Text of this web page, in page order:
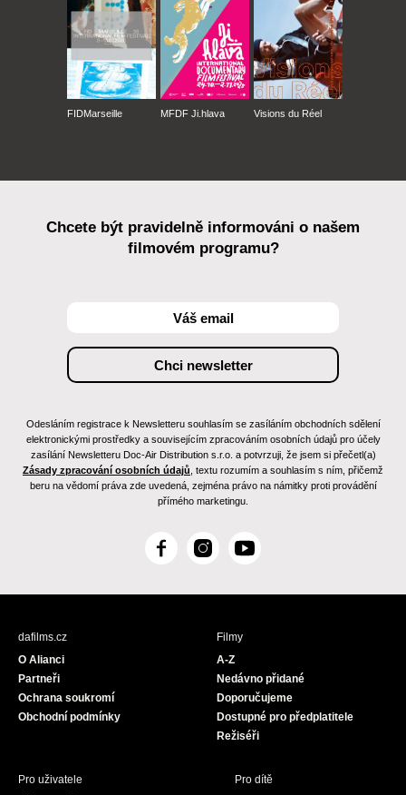
FIDMarseille MFDF Ji.hlava Visions du Réel
Chcete být pravidelně informováni o našem
filmovém programu?
Odesláním registrace k Newsletteru souhlasím se zasíláním obchodních sdělení
elektronickými prostředky a souvisejícím zpracováním osobních údajů pro účely
zasílání Newsletteru Doc-Air Distribution s.r.o. a potvrzuji, že jsem si přečetl(a)
Zásady zpracování osobních údajů , textu rozumím a souhlasím s ním, přičemž
beru na vědomí práva zde uvedená, zejména právo na námitky proti provádění
přímého marketingu.
F
c
I
s
Y
u
dafilms.cz
O Alianci
Partneři
Ochrana soukromí
Obchodní podmínky
Filmy
A-Z
Nedávno přidané
Doporučujeme
Dostupné pro předplatitele
Režiséři
Pro uživatele
Pro dítě